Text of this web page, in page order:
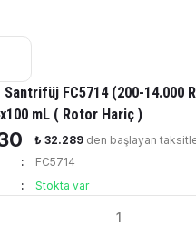
Santrifüj FC5714 (200-14.000
mL ( Rotor Hariç )
₺ 32.289 den başlayan
FC5714
Stokta var